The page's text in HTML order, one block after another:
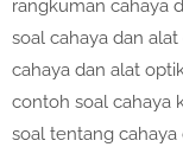
rangkuman cahaya
soal cahaya dan
cahaya dan alat
contoh soal cahaya
soal tentang